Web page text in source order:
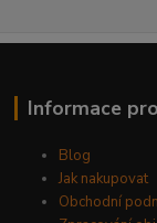
Informace
Blog
Jak nakupovat
Obchodní